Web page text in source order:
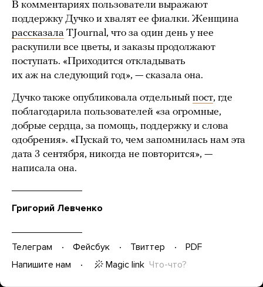
В комментариях пользователи выражают
поддержку Дучко и хвалят ее фиалки. Женщина
рассказала TJournal, что за один день у нее
раскупили все цветы, и заказы продолжают
поступать. «Приходится откладывать
их аж на следующий год», — сказала она.
Дучко также опубликовала отдельный пост, где
поблагодарила пользователей «за огромные,
добрые сердца, за помощь, поддержку и слова
одобрения». «Пускай то, чем запомнилась нам эта
дата 3 сентября, никогда не повторится», —
написала она.
Григорий Левченко
Телеграм Фейсбук Твиттер
PDF
Напишите нам
Magic link Что-что?